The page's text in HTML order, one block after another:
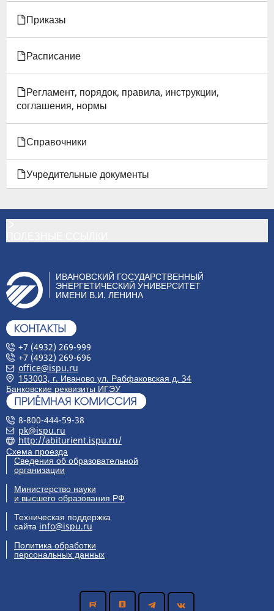
Приказы
Расписание
Регламент, порядок, правила, инструкции,
соглашения, нормы
Справочники
Учредительные документы
ИВАНОВСКИЙ ГОСУДАРСТВЕННЫЙ
ЭНЕРГЕТИЧЕСКИЙ УНИВЕРСИТЕТ
ИМЕНИ В.И. ЛЕНИНА
+7 (4932) 269-999
+7 (4932) 269-696
office@ispu.ru
153003, г. Иваново ул. Рабфаковская д. 34
Банковские реквизиты ИГЭУ
8-800-444-59-38
pk@ispu.ru
http://abiturient.ispu.ru/
Схема проезда
Сведения об образовательной
организации
Министерство науки
и высшего образования РФ
Техническая поддержка
сайта info@ispu.ru
Политика обработки
персональных данных